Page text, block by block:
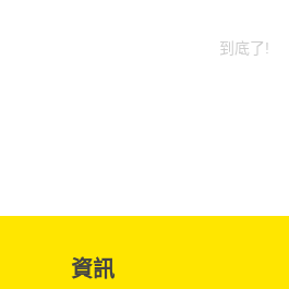
到底了!
資訊